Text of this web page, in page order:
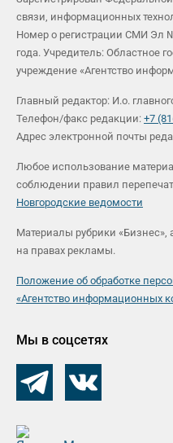
связи, информационных
Номер о регистрации СМИ Эл
года. Учредитель: Областное
учреждение «Агентство
Главный редактор: И.о.
Телефон/факс редакции: +7
Адрес электронной почты
Любое использование
соблюдении правил
Новгородские ведомости
Материалы рубрики «Бизнес»,
на правах рекламы.
Положение об обработке
«Агентство информационных
Мы в соцсетях